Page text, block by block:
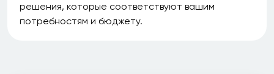
решения, которые соответствуют вашим
потребностям и бюджету.